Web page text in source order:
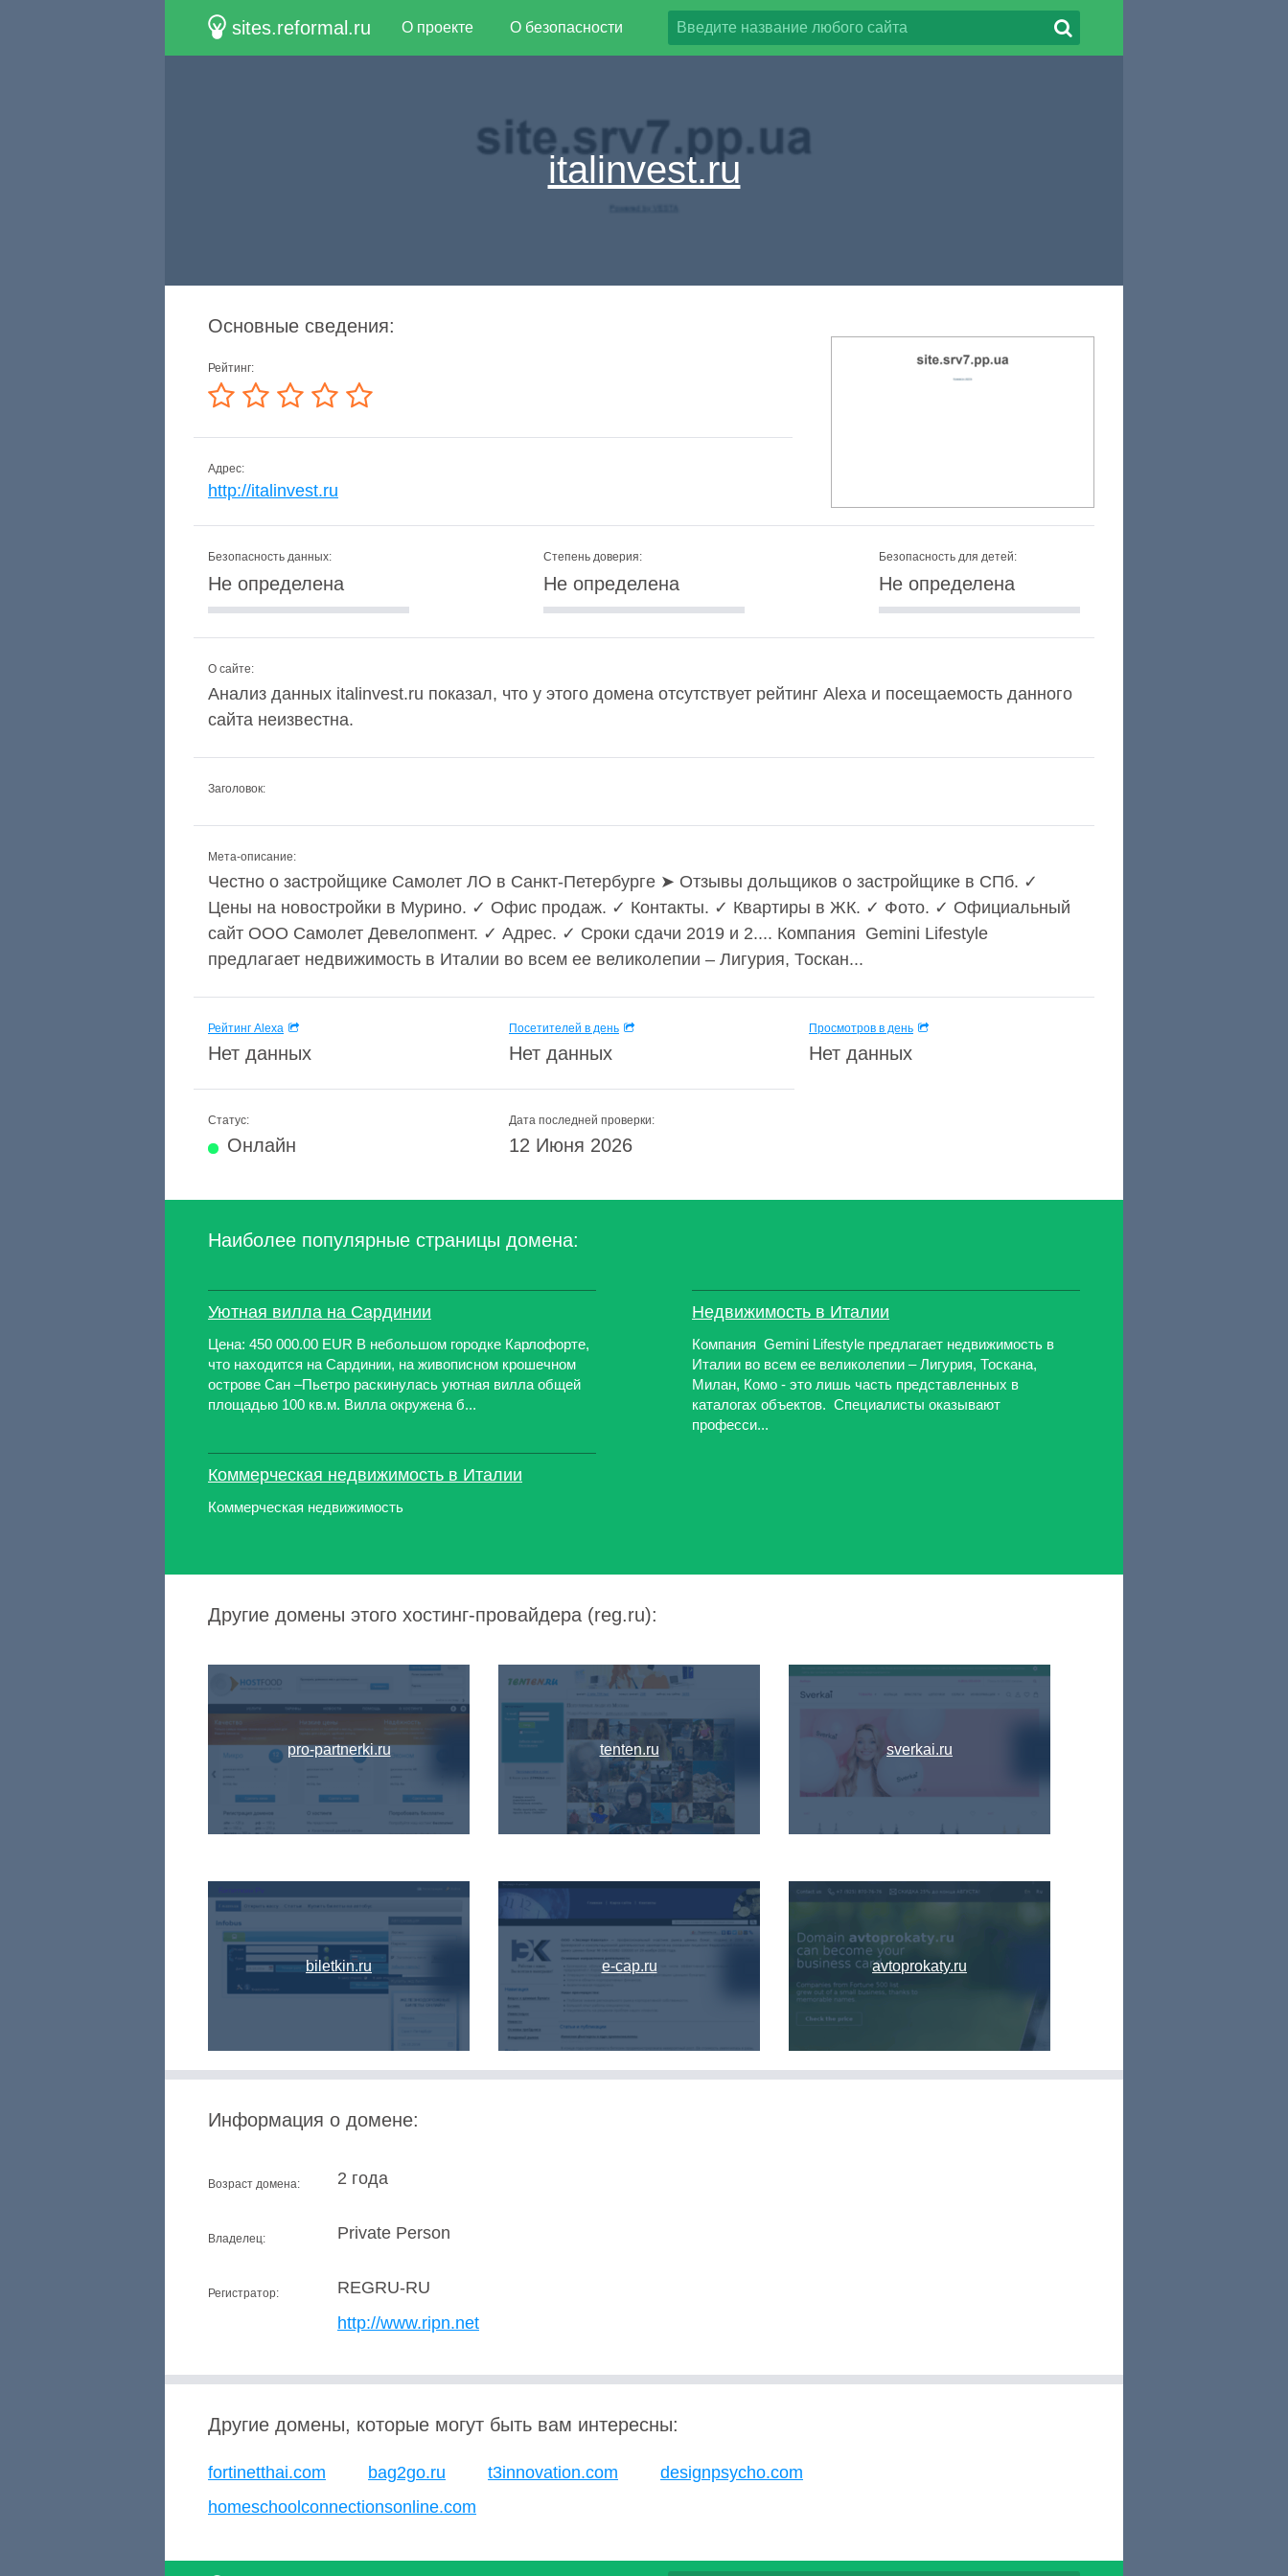
sites.reformal.ru О проекте О безопасности
italinvest.ru
Основные сведения:
Рейтинг:
Адрес:
http://italinvest.ru
Безопасность данных:
Не определена
Степень доверия:
Не определена
Безопасность для детей:
Не определена
О сайте:
Анализ данных italinvest.ru показал, что у этого домена отсутствует рейтинг Alexa и посещаемость данного
сайта неизвестна.
Заголовок:
Мета-описание:
Честно о застройщике Самолет ЛО в Санкт-Петербурге ➤ Отзывы дольщиков о застройщике в СПб. ✓
Цены на новостройки в Мурино. ✓ Офис продаж. ✓ Контакты. ✓ Квартиры в ЖК. ✓ Фото. ✓ Официальный
сайт ООО Самолет Девелопмент. ✓ Адрес. ✓ Сроки сдачи 2019 и 2.... Компания Gemini Lifestyle
предлагает недвижимость в Италии во всем ее великолепии – Лигурия, Тоскан...
Рейтинг Alexa
Нет данных
Посетителей в день
Нет данных
Просмотров в день
Нет данных
Статус:
Онлайн
Дата последней проверки:
12 Июня 2026
Наиболее популярные страницы домена:
Уютная вилла на Сардинии
Цена: 450 000.00 EUR В небольшом городке Карлофорте,
что находится на Сардинии, на живописном крошечном
острове Сан –Пьетро раскинулась уютная вилла общей
площадью 100 кв.м. Вилла окружена б...
Коммерческая недвижимость в Италии
Коммерческая недвижимость
Недвижимость в Италии
Компания Gemini Lifestyle предлагает недвижимость в
Италии во всем ее великолепии – Лигурия, Тоскана,
Милан, Комо - это лишь часть представленных в
каталогах объектов. Специалисты оказывают
професси...
Другие домены этого хостинг-провайдера (reg.ru):
pro-partnerki.ru
biletkin.ru
tenten.ru
e-cap.ru
sverkai.ru
avtoprokaty.ru
Информация о домене:
Возраст домена: 2 года
Владелец: Private Person
Регистратор:
REGRU-RU
http://www.ripn.net
Другие домены, которые могут быть вам интересны:
fortinetthai.com bag2go.ru t3innovation.com
designpsycho.com
homeschoolconnectionsonline.com